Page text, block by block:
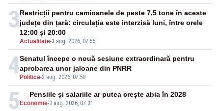
3
Actualitate-3 aug. 2026, 07:55
Restricții pentru camioanele de peste 7,5 tone în aceste
județe din țară: circulația este interzisă luni, între orele
12:00 și 20:00
4 Politica-3 aug. 2026, 07:58
Senatul începe o nouă sesiune extraordinară pentru
aprobarea unor jaloane din PNRR
5 Economie-3 aug. 2026, 07:31
Pensiile și salariile ar putea crește abia în 2028